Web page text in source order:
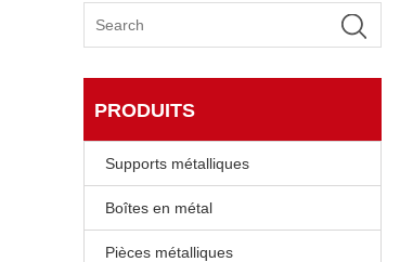
PRODUITS
Supports métalliques
Boîtes en métal
Pièces métalliques